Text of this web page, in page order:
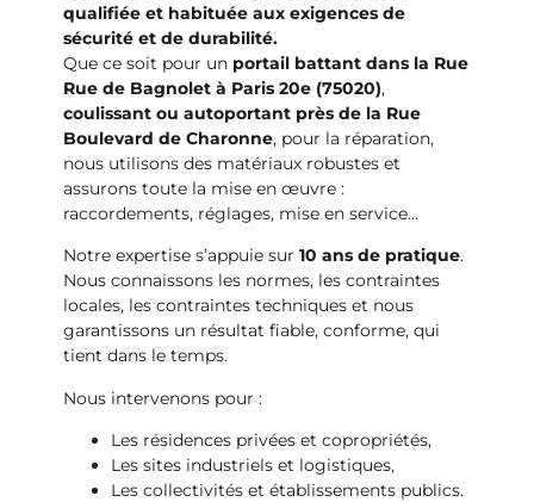
qualifiée et habituée aux exigences de
sécurité et de durabilité.
Que ce soit pour un portail battant dans la Rue
Rue de Bagnolet à Paris 20e (75020),
coulissant ou autoportant près de la Rue
Boulevard de Charonne, pour la réparation,
nous utilisons des matériaux robustes et
assurons toute la mise en œuvre :
raccordements, réglages, mise en service…
Notre expertise s’appuie sur 10 ans de pratique.
Nous connaissons les normes, les contraintes
locales, les contraintes techniques et nous
garantissons un résultat fiable, conforme, qui
tient dans le temps.
Nous intervenons pour :
Les résidences privées et copropriétés,
Les sites industriels et logistiques,
Les collectivités et établissements publics.